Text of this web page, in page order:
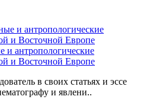
и антропологические
и Восточной Европе
в своих статьях и эссе
и явлени..